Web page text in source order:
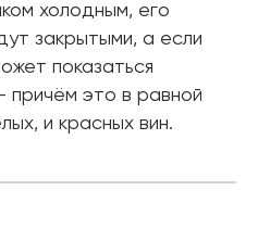
холодным, его
закрытыми, а если
показаться
причём это в равной
и красных вин.